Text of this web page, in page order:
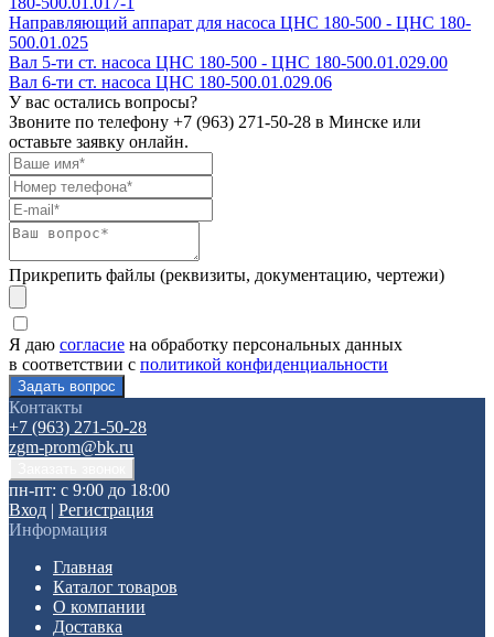
Направляющий аппарат для насоса ЦНС 180-500 - ЦНС 180-
500.01.025
Вал 5-ти ст. насоса ЦНС 180-500 - ЦНС 180-500.01.029.00
Вал 6-ти ст. насоса ЦНС 180-500.01.029.06
У вас остались вопросы?
Звоните по телефону +7 (963) 271-50-28 в Минске или
оставьте заявку онлайн.
Прикрепить файлы (реквизиты, документацию, чертежи)
Я даю согласие на обработку персональных данных
в соответствии с политикой конфиденциальности
Контакты
+7 (963) 271-50-28
zgm-prom@bk.ru
пн-пт: с 9:00 до 18:00
Вход | Регистрация
Информация
Главная
Каталог товаров
О компании
Доставка